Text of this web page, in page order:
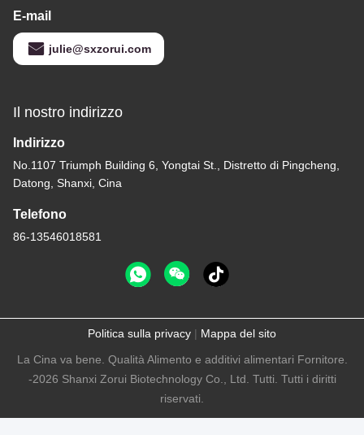
E-mail
julie@sxzorui.com
Il nostro indirizzo
Indirizzo
No.1107 Triumph Building 6, Yongtai St., Distretto di Pingcheng,
Datong, Shanxi, Cina
Telefono
86-13546018581
Politica sulla privacy | Mappa del sito
La Cina va bene. Qualità Alimento e additivi alimentari Fornitore.
-2026 Shanxi Zorui Biotechnology Co., Ltd. Tutti. Tutti i diritti
riservati.